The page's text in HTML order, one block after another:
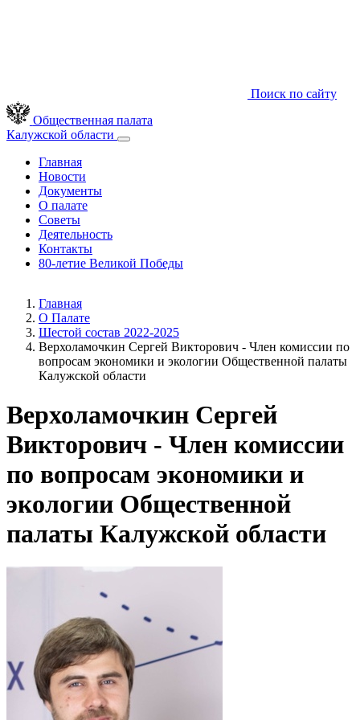
Поиск по сайту
Общественная палата
Калужской области
Главная
Новости
Документы
О палате
Советы
Деятельность
Контакты
80-летие Великой Победы
Главная
О Палате
Шестой состав 2022-2025
Верхоламочкин Сергей Викторович - Член комиссии по
вопросам экономики и экологии Общественной палаты
Калужской области
Верхоламочкин Сергей
Викторович - Член комиссии
по вопросам экономики и
экологии Общественной
палаты Калужской области